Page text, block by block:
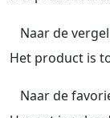
Naar de
Het product is
Naar de